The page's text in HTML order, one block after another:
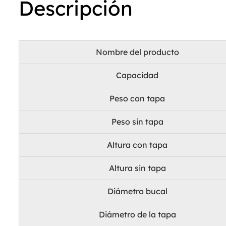
Descripción
Nombre del producto
Capacidad
Peso con tapa
Peso sin tapa
Altura con tapa
Altura sin tapa
Diámetro bucal
Diámetro de la tapa